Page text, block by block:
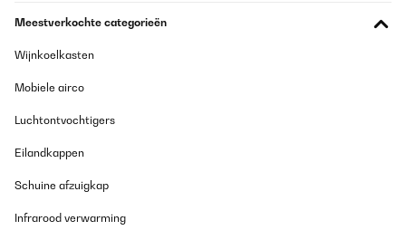
Meestverkochte categorieën
Wijnkoelkasten
Mobiele airco
Luchtontvochtigers
Eilandkappen
Schuine afzuigkap
Infrarood verwarming